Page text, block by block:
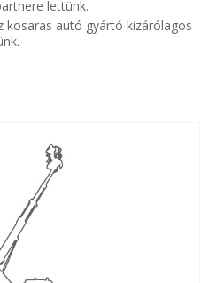
lettünk.
kosaras autó gyártó kizárólagos